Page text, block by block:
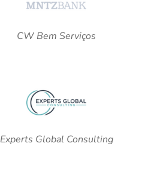
CW Bem Serviços
Experts Global Consulting